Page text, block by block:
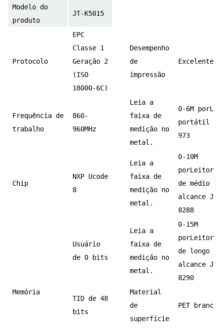
Modelo do
produto
JT-K5015
Protocolo
EPC
Classe 1
Geração 2
(ISO
18000-6C)
Desempenho
de
impressão
Excelente
Frequência de
trabalho
860-
960MHz
Leia a
faixa de
medição no
metal.
0-6M por
portátil
973
Chip
NXP Ucode
8
Leia a
faixa de
medição no
metal.
0-10M
porLeitor
de médio
alcance JT-
8288
Memória
Usuário
de 0 bits
Leia a
faixa de
medição no
metal.
0-15M
porLeitor
de longo
alcance JT-
8290
TID de 48
bits
Material
de
superfície
PET branco